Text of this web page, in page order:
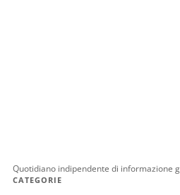
Quotidiano indipendente di informazione
CATEGORIE